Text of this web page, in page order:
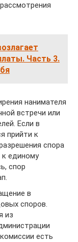
Часть 3.
нанимателя
встречи или
Если в
прийти к
спора
к единому
спор
в
споров.
из
есть